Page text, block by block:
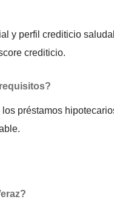
y perfil crediticio
crediticio.
préstamos